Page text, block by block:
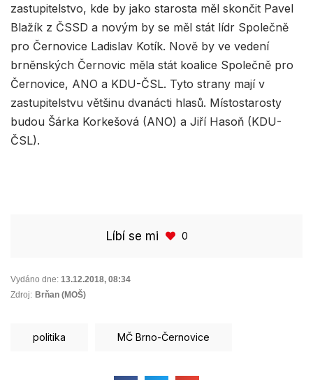
zastupitelstvo, kde by jako starosta měl skončit Pavel
Blažík z ČSSD a novým by se měl stát lídr Společně
pro Černovice Ladislav Kotík. Nově by ve vedení
brněnských Černovic měla stát koalice Společně pro
Černovice, ANO a KDU-ČSL. Tyto strany mají v
zastupitelstvu většinu dvanácti hlasů. Místostarosty
budou Šárka Korkešová (ANO) a Jiří Hasoň (KDU-
ČSL).
Líbí se mi 0
Vydáno dne: 13.12.2018, 08:34
Zdroj: Brňan (MOŠ)
politika MČ Brno-Černovice